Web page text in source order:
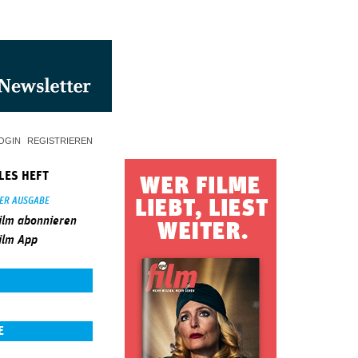
REGISTRIEREN
HEFT
AUSGABE
abonnieren
App